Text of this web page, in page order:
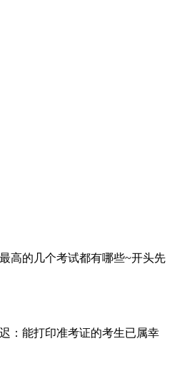
高的几个考试都有哪些~开头先
：能打印准考证的考生已属幸